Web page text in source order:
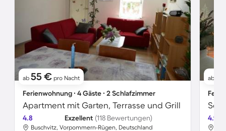
ab 55 € pro Nacht
Ferienwohnung ∙ 4 Gäste ∙ 2 Schlafzimmer
Apartment mit Garten, Terrasse und Grill
4.8 Exzellent (118 Bewertungen)
Buschvitz, Vorpommern-Rügen, Deutschland
ab
4.9